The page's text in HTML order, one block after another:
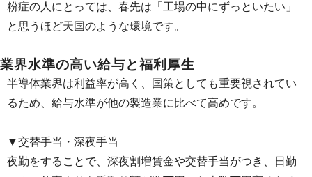
粉症の人にとっては、春先は「工場の中にずっといたい」
と思うほど天国のような環境です。
業界水準の高い給与と福利厚生
半導体業界は利益率が高く、国策としても重要視されてい
るため、給与水準が他の製造業に比べて高めです。
▼交替手当・深夜手当
夜勤をすることで、深夜割増賃金や交替手当がつき、日勤